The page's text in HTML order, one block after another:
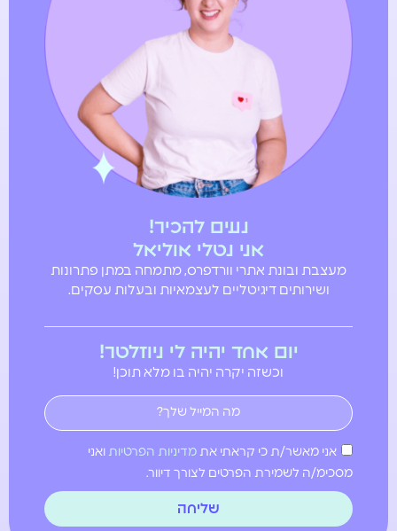
נעים להכיר!
אני נטלי אוליאל
מעצבת ובונת אתרי וורדפרס, מתמחה במתן פתרונות
ושירותים דיגיטליים לעצמאיות ובעלות עסקים.
יום אחד יהיה לי ניוזלטר!
וכשזה יקרה יהיה בו מלא תוכן!
אני מאשר/ת כי קראתי את מדיניות הפרטיות ואני
מסכימ/ה לשמירת הפרטים לצורך דיוור.
שליחה